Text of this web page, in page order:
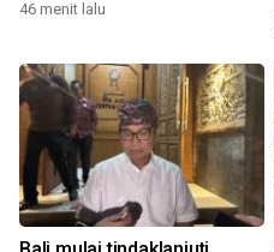
46 menit lalu